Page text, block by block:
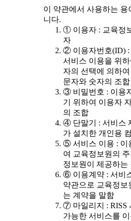
이 약관에서 사용하는
니다.
① 이용자 : 교육정
자
② 이용자번호(ID) :
서비스 이용을 위
자의 선택에 의하
문자와 숫자의 조합
③ 비밀번호 : 이용
기 위하여 이용자
의 조합
④ 단말기 : 서비스
가 설치한 개인용
⑤ 서비스 이용 : 이
여 교육정보원의
정보원이 제공하는
⑥ 이용계약 : 서비
약관으로 교육정
는 계약을 말함
⑦ 마일리지 : RISS
가능한 서비스를